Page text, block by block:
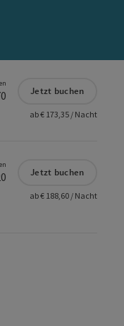
Jetzt buchen
ab € 173,35 / Nacht
Jetzt buchen
ab € 188,60 / Nacht